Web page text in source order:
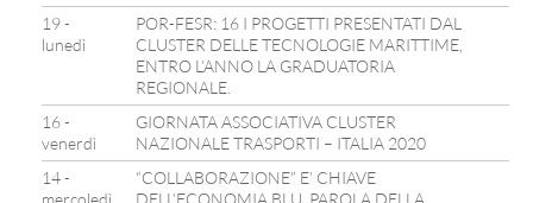
19 -
lunedì
POR-FESR: 16 I PROGETTI PRESENTATI DAL
CLUSTER DELLE TECNOLOGIE MARITTIME,
ENTRO L’ANNO LA GRADUATORIA
REGIONALE.
16 -
venerdì
GIORNATA ASSOCIATIVA CLUSTER
NAZIONALE TRASPORTI – ITALIA 2020
14 -
mercoledì
“COLLABORAZIONE” E’ CHIAVE
DELL’ECONOMIA BLU, PAROLA DELLA